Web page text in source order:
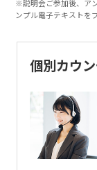
※説明会ご参加後、ア
ンプル電子テキストを
個別カウ